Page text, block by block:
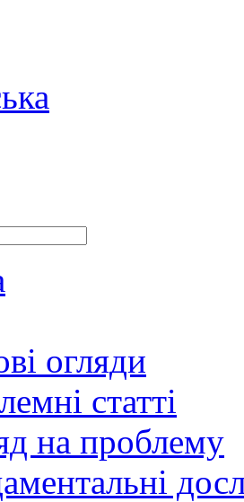
огляди
статті
на проблему